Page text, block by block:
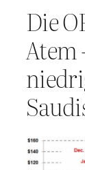
Die
Atem